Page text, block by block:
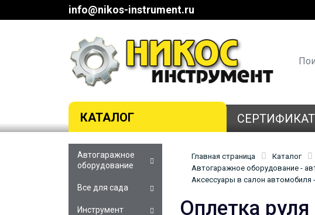
info@nikos-instrument.ru
КАТАЛОГ
Главная страница Каталог
Автогаражное оборудование -
Аксессуары в салон автомобиля
Оплетка руля
Автогаражное
оборудование
Все для сада
Инструмент